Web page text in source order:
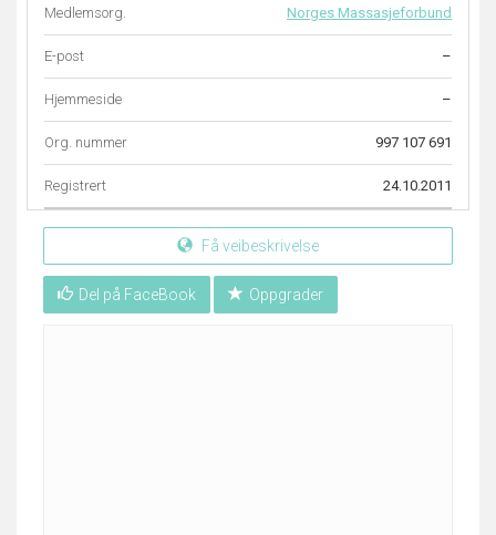
Medlemsorg. Norges Massasjeforbund
E-post –
Hjemmeside –
Org. nummer 997 107 691
Registrert 24.10.2011
Få veibeskrivelse
Del på FaceBook Oppgrader